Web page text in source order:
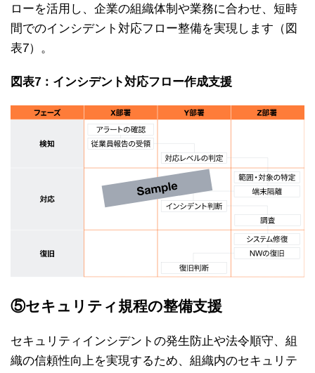
ローを活用し、企業の組織体制や業務に合わせ、短時
間でのインシデント対応フロー整備を実現します（図
表7）。
図表7：インシデント対応フロー作成支援
⑤セキュリティ規程の整備支援
セキュリティインシデントの発生防止や法令順守、組
織の信頼性向上を実現するため、組織内のセキュリテ